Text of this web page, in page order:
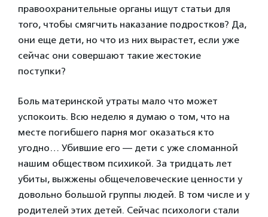
правоохранительные органы ищут статьи для
того, чтобы смягчить наказание подростков? Да,
они еще дети, но что из них вырастет, если уже
сейчас они совершают такие жестокие
поступки?
Боль материнской утраты мало что может
успокоить. Всю неделю я думаю о том, что на
месте погибшего парня мог оказаться кто
угодно… Убившие его — дети с уже сломанной
нашим обществом психикой. За тридцать лет
убиты, выжжены общечеловеческие ценности у
довольно большой группы людей. В том числе и у
родителей этих детей. Сейчас психологи стали